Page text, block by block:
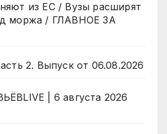
из ЕС / Вузы расширят
моржа / ГЛАВНОЕ ЗА
2. Выпуск от 06.08.2026
| 6 августа 2026